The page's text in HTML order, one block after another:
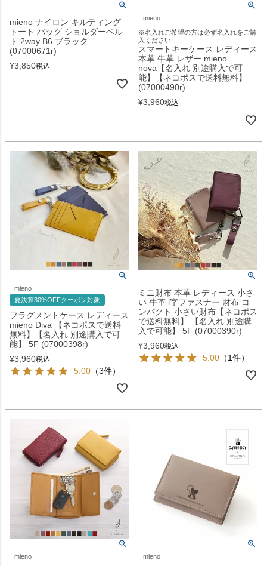
mieno ナイロン キルティング
トート バッグ ショルダーベル
ト 2way B6 ブラック
(07000671r)
¥3,850税込
mieno
※名入れご希望の方は必ず名入れをご購
入ください
スマートキーケース レディース
本革 牛革 レザー mieno
nova【名入れ 別途購入で可
能】【ネコポスで送料無料】
(07000490r)
¥3,960税込
mieno
夏決算30%OFFクーポン対象
フラグメントケース レディース
mieno Diva 【ネコポスで送料
無料】【名入れ 別途購入で可
能】 5F (07000398r)
¥3,960税込
5.00 （3件）
ミニ財布 本革 レディース 小さ
い 牛革 l字ファスナー 財布 コ
ンパクト 小さい財布【ネコポス
で送料無料】 【名入れ 別途購
入で可能】 5F (07000390r)
¥3,960税込
5.00 （1件）
mieno mieno